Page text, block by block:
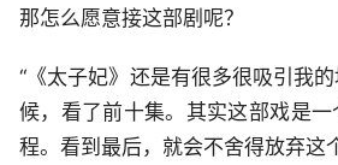
那怎么愿意接这部剧呢？
“《太子妃》还是有很多很吸引我
候，看了前十集。其实这部戏是
程。看到最后，就会不舍得放弃这